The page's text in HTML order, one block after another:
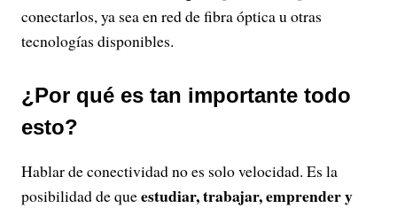
conectarlos, ya sea en red de fibra óptica u otras
tecnologías disponibles.
¿Por qué es tan importante todo
esto?
Hablar de conectividad no es solo velocidad. Es la
posibilidad de queestudiar, trabajar, emprender y